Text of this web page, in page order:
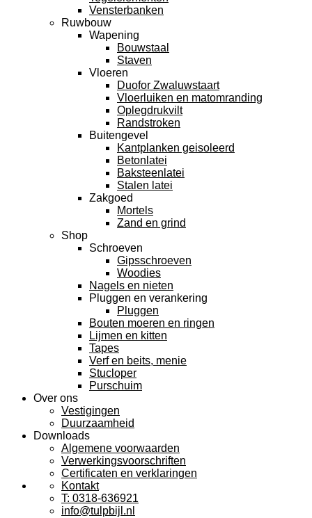
Vensterbanken
Ruwbouw
Wapening
Bouwstaal
Staven
Vloeren
Duofor Zwaluwstaart
Vloerluiken en matomranding
Oplegdrukvilt
Randstroken
Buitengevel
Kantplanken geisoleerd
Betonlatei
Baksteenlatei
Stalen latei
Zakgoed
Mortels
Zand en grind
Shop
Schroeven
Gipsschroeven
Woodies
Nagels en nieten
Pluggen en verankering
Pluggen
Bouten moeren en ringen
Lijmen en kitten
Tapes
Verf en beits, menie
Stucloper
Purschuim
Over ons
Vestigingen
Duurzaamheid
Downloads
Algemene voorwaarden
Verwerkingsvoorschriften
Certificaten en verklaringen
Kontakt
T: 0318-636921
info@tulpbijl.nl